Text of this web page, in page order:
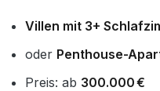
Villen mit 3+
oder Penthouse-
Preis: ab 300.000 €